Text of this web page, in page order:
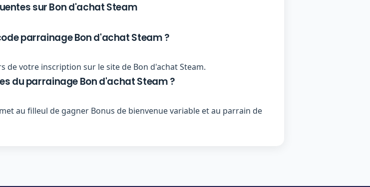
sur Bon d'achat Steam
parrainage Bon d'achat Steam ?
de votre inscription sur le site de Bon d'achat Steam.
du parrainage Bon d'achat Steam ?
au filleul de gagner Bonus de bienvenue variable et au parrain de